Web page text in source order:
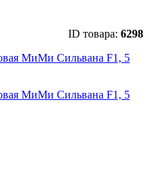
ID товара: 6298